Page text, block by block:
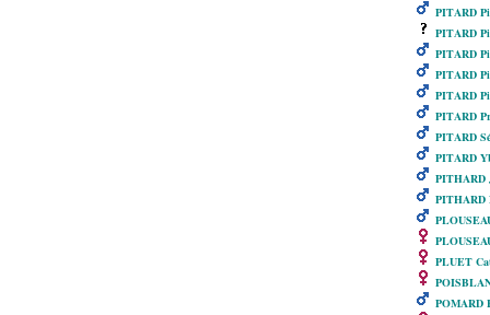
PITARD
PITARD
PITARD
PITARD
PITARD
PITARD
PITARD
PITARD
PITHARD
PITHARD
PLUET
POMARD